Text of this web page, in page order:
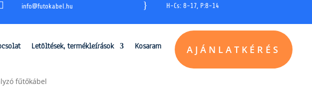
info@futokabel.hu } H-Cs: 8-17, P:8-14
Letöltések, termékleírások Kosaram AJÁNLATKÉRÉS
fűtőkábel